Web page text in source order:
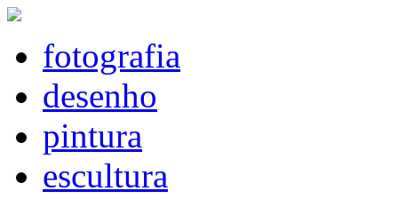
fotografia
desenho
pintura
escultura